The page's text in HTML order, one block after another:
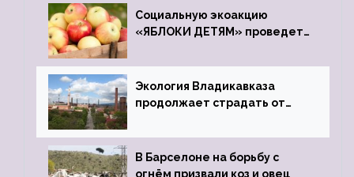
Социальную экоакцию
«ЯБЛОКИ ДЕТЯМ» проведет
Экология Владикавказа
продолжает страдать от
В Барселоне на борьбу с
огнём призвали коз и овец